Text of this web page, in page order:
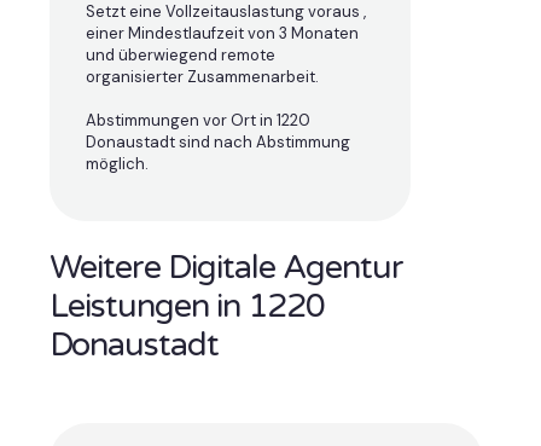
Setzt eine Vollzeitauslastung voraus ,
einer Mindestlaufzeit von 3 Monaten
und überwiegend remote
organisierter Zusammenarbeit.
Abstimmungen vor Ort in 1220
Donaustadt sind nach Abstimmung
möglich.
Weitere Digitale Agentur
Leistungen in 1220
Donaustadt